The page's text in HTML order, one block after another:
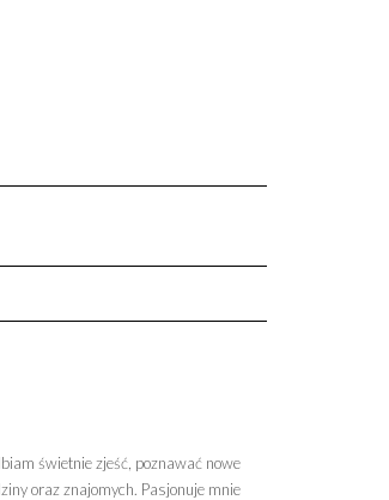
świetnie zjeść, poznawać nowe
oraz znajomych. Pasjonuje mnie